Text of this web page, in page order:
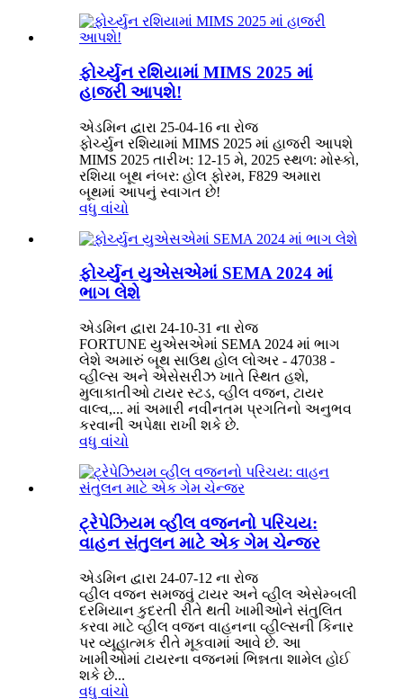
ફોર્ચ્યુન રશિયામાં MIMS 2025 માં
હાજરી આપશે!
એડમિન દ્વારા 25-04-16 ના રોજ
ફોર્ચ્યુન રશિયામાં MIMS 2025 માં હાજરી આપશે
MIMS 2025 તારીખ: 12-15 મે, 2025 સ્થળ: મોસ્કો,
રશિયા બૂથ નંબર: હોલ ફોરમ, F829 અમારા
બૂથમાં આપનું સ્વાગત છે!
વધુ વાંચો
ફોર્ચ્યુન યુએસએમાં SEMA 2024 માં
ભાગ લેશે
એડમિન દ્વારા 24-10-31 ના રોજ
FORTUNE યુએસએમાં SEMA 2024 માં ભાગ
લેશે અમારું બૂથ સાઉથ હોલ લોઅર - 47038 -
વ્હીલ્સ અને એસેસરીઝ ખાતે સ્થિત હશે,
મુલાકાતીઓ ટાયર સ્ટડ, વ્હીલ વજન, ટાયર
વાલ્વ,... માં અમારી નવીનતમ પ્રગતિનો અનુભવ
કરવાની અપેક્ષા રાખી શકે છે.
વધુ વાંચો
ટ્રેપેઝિયમ વ્હીલ વજનનો પરિચય:
વાહન સંતુલન માટે એક ગેમ ચેન્જર
એડમિન દ્વારા 24-07-12 ના રોજ
વ્હીલ વજન સમજવું ટાયર અને વ્હીલ એસેમ્બલી
દરમિયાન કુદરતી રીતે થતી ખામીઓને સંતુલિત
કરવા માટે વ્હીલ વજન વાહનના વ્હીલ્સની કિનાર
પર વ્યૂહાત્મક રીતે મૂકવામાં આવે છે. આ
ખામીઓમાં ટાયરના વજનમાં ભિન્નતા શામેલ હોઈ
શકે છે...
વધુ વાંચો